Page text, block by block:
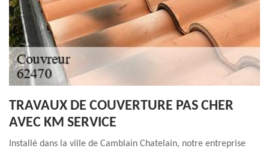
TRAVAUX DE COUVERTURE PAS CHER
AVEC KM SERVICE
Installé dans la ville de Camblain Chatelain, notre entreprise